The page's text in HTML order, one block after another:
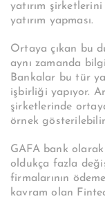
yatırım
yatırım yapması.
Ortaya çıkan bu
aynı zamanda
Bankalar bu tür
işbirliği yapıyor.
şirketlerinde
örnek
GAFA bank olarak
oldukça fazla
firmalarının
kavram olan